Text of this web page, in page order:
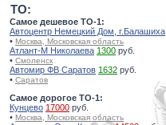
TO:
Самое дешевое ТО-1:
Автоцентр Немецкий Дом, г.Балашиха
• Москва, Московская область
Атлант-М Николаева 1300 руб.
• Смоленск
Автомир ФВ Саратов 1632 руб.
• Саратов
Самое дорогое ТО-1:
Кунцево 17000 руб.
• Москва, Московская область